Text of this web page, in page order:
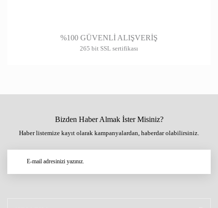
%100 GÜVENLİ ALIŞVERİŞ
265 bit SSL sertifikası
Bizden Haber Almak İster Misiniz?
Haber listemize kayıt olarak kampanyalardan, haberdar olabilirsiniz.